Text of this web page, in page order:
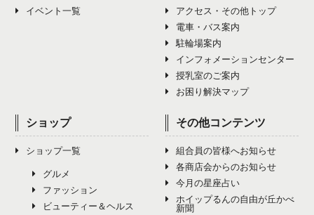
イベント一覧
アクセス・その他トップ
電車・バス案内
駐輪場案内
インフォメーションセンター
授乳室のご案内
お困り解決マップ
ショップ
ショップ一覧
グルメ
ファッション
ビューティー＆ヘルス
その他コンテンツ
組合員の皆様へお知らせ
各商店会からのお知らせ
今月の星座占い
ホイップるんの自由が丘かべ
新聞